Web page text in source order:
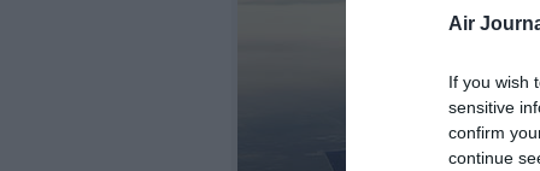
Air
If you wish
sensitive
confirm
continue